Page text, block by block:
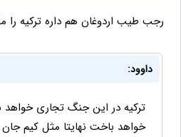
رجب طیب اردوغان هم داره ترکیه را
داوود:
ترکیه در این جنگ تجاری
خواهد باخت نهایتا مثل کیم